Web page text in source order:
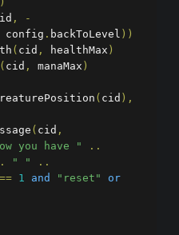
,
-
config . backToLevel ))
( cid , healthMax )
( cid , manaMax )
( cid ),
( cid ,
you have "
..
" "
..
== 1 and "reset"
or